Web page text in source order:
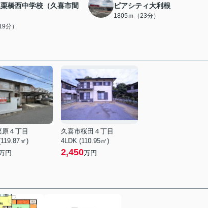
橋西中学校（久喜市間
分）
ピアシティ大利根
1805ｍ（23分）
４丁目
㎡)
円
久喜市桜田４丁目
4LDK (110.95㎡)
2,450万円